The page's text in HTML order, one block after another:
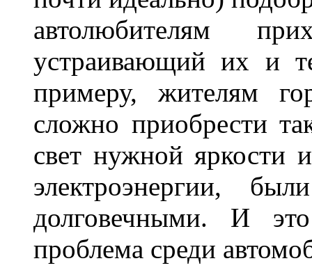
автолюбителям
устраивающий их и
примеру, жителям
сложно приобрести
свет нужной яркости
электроэнергии,
долговечными. И
проблема среди